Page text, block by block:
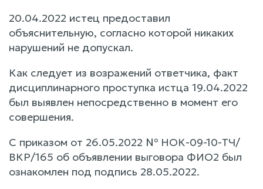
20.04.2022 истец предоставил
объяснительную, согласно которой никаких
нарушений не допускал.
Как следует из возражений ответчика, факт
дисциплинарного проступка истца 19.04.2022
был выявлен непосредственно в момент его
совершения.
С приказом от 26.05.2022 № НОК-09-10-ТЧ/
ВКР/165 об объявлении выговора ФИО2 был
ознакомлен под подпись 28.05.2022.